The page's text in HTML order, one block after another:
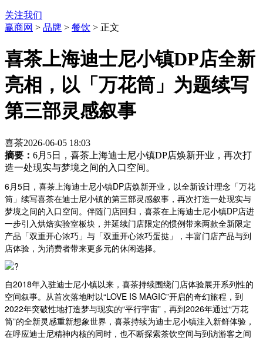
关注我们
赢商网 > 品牌 > 餐饮 > 正文
喜茶上海迪士尼小镇DP店全新
亮相，以「万花筒」为题续写
第三部灵感叙事
喜茶2026-06-05 18:03
摘要： 6月5日，喜茶上海迪士尼小镇DP店焕新开业，再次打
造一处现实与梦境之间的入口空间。
6月5日，喜茶上海迪士尼小镇DP店焕新开业，以全新设计理念「万花
筒」续写喜茶在迪士尼小镇的第三部灵感叙事，再次打造一处现实与
梦境之间的入口空间。伴随门店回归，喜茶在上海迪士尼小镇DP店进
一步引入烘焙实验室板块，并延续门店限定的惯例带来两款全新限定
产品「双重开心浓巧」与「双重开心浓巧蛋挞」，丰富门店产品与到
店体验，为消费者带来更多元的休闲选择。
?
自2018年入驻迪士尼小镇以来，喜茶持续围绕门店体验展开系列性的
空间叙事。从首次落地时以“LOVE IS MAGIC”开启的奇幻旅程，到
2022年突破性地打造梦与现实的“平行宇宙”，再到2026年通过“万花
筒”的全新灵感重新想象世界，喜茶持续为迪士尼小镇注入新鲜体验，
在呼应迪士尼精神内核的同时，也不断探索茶饮空间与到访游客之间